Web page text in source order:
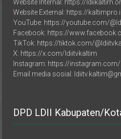
Media sosial resmi:
Website Internal: https://
Website External: https://
YouTube: https://youtube.com/
Facebook: https://
TikTok: https://tiktok.com/
X: https://x.com/ldiitvkaltim
Instagram: https://instagram.com/
DPD LDII Kabupaten/